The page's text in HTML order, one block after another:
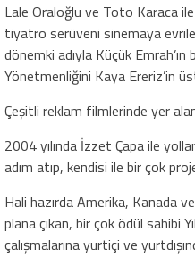
Lale Oraloğlu ve Toto Karaca
tiyatro serüveni sinemaya
dönemki adıyla Küçük
Yönetmenliğini Kaya Ereriz’in
Çeşitli reklam filmlerinde yer
2004 yılında İzzet Çapa ile
adım atıp, kendisi ile bir çok
Hali hazırda Amerika, Kanada
plana çıkan, bir çok ödül sahibi
çalışmalarına yurtiçi ve